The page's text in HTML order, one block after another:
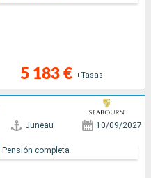
5 183 € +Tasas
Juneau 10/09/2027
Pensión completa